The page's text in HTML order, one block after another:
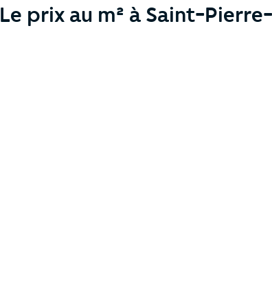
Le prix au m² à Saint-